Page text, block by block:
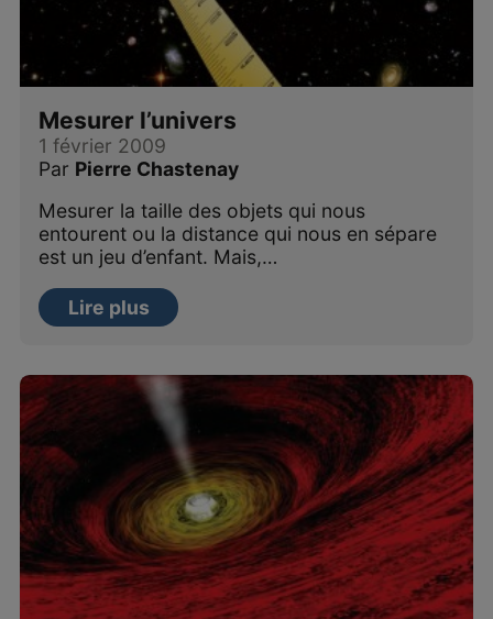
Mesurer l’univers
1 février 2009
Par Pierre Chastenay
Mesurer la taille des objets qui nous
entourent ou la distance qui nous en sépare
est un jeu d’enfant. Mais,…
Lire plus